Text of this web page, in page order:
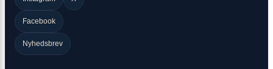
Facebook
Nyhedsbrev